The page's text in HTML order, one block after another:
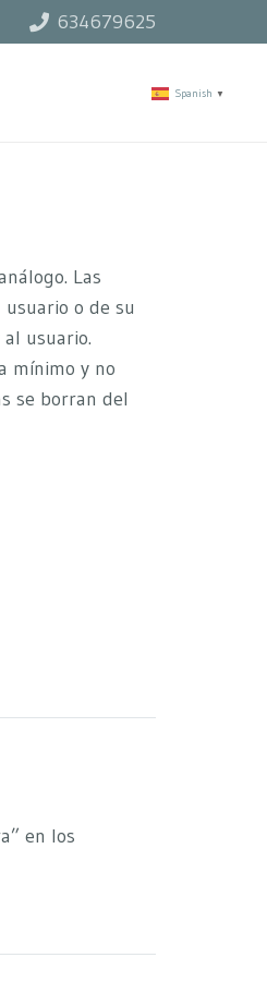
634679625
Spanish ▼
Las
o de su
usuario.
mínimo y no
se borran del
en los